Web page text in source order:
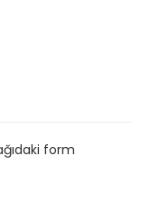
form